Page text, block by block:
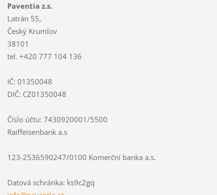
Paventia z.s.
Latrán 55,
Český Krumlov
38101
tel. +420 777 104 136
IČ: 01350048
DIČ: CZ01350048
Číslo účtu: 7430920001/5500
Raiffeisenbank a.s
123-2536590247/0100 Komerční banka a.s.
Datová schránka: ks9c2gq